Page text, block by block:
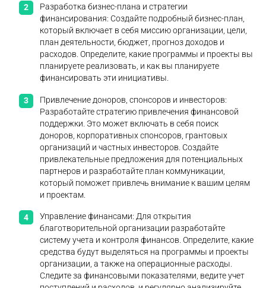
Разработка бизнес-плана и стратегии
финансирования: Создайте подробный бизнес-план,
который включает в себя миссию организации, цели,
план деятельности, бюджет, прогноз доходов и
расходов. Определите, какие программы и проекты вы
планируете реализовать, и как вы планируете
финансировать эти инициативы.
Привлечение доноров, спонсоров и инвесторов:
Разработайте стратегию привлечения финансовой
поддержки. Это может включать в себя поиск
доноров, корпоративных спонсоров, грантовых
организаций и частных инвесторов. Создайте
привлекательные предложения для потенциальных
партнеров и разработайте план коммуникации,
который поможет привлечь внимание к вашим целям
и проектам.
Управление финансами: Для открытия
благотворительной организации разработайте
систему учета и контроля финансов. Определите, какие
средства будут выделяться на программы и проекты
организации, а также на операционные расходы.
Следите за финансовыми показателями, ведите учет